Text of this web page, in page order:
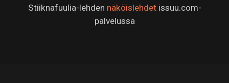
Stiiknafuulia-lehden näköislehdetissuu.com-
palvelussa